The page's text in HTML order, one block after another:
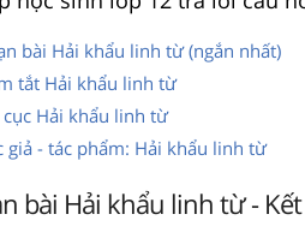
bài Hải khẩu linh từ (ngắn nhất)
tắt Hải khẩu linh từ
cục Hải khẩu linh từ
giả - tác phẩm: Hải khẩu linh từ
bài Hải khẩu linh từ -